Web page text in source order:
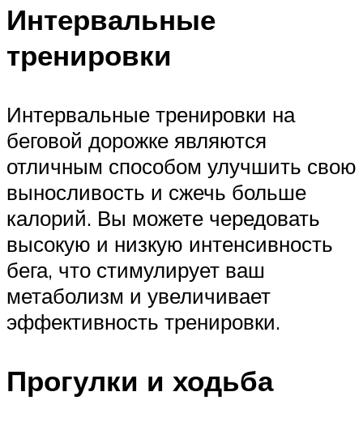
Интервальные
тренировки
Интервальные тренировки на
беговой дорожке являются
отличным способом улучшить свою
выносливость и сжечь больше
калорий. Вы можете чередовать
высокую и низкую интенсивность
бега, что стимулирует ваш
метаболизм и увеличивает
эффективность тренировки.
Прогулки и ходьба